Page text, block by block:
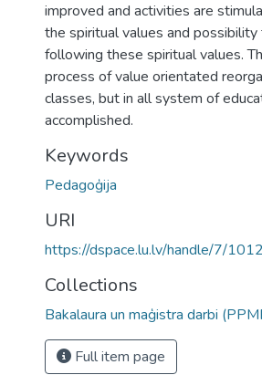
improved and activities are
the spiritual values and
following these spiritual values.
process of value orientated
classes, but in all system of
accomplished.
Keywords
Pedagoģija
URI
https://dspace.lu.lv/handle/7/
Collections
Bakalaura un maģistra darbi
Full item page